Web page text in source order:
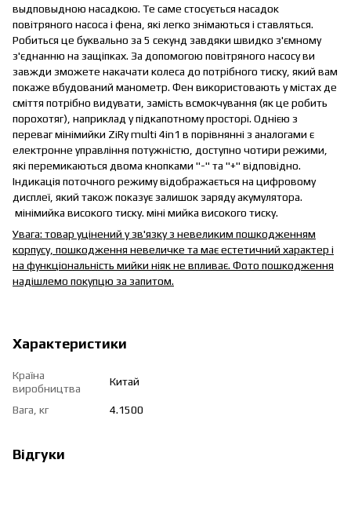
выдповыдною насадкою. Те саме стосується насадок
повітряного насоса і фена, які легко знімаються і ставляться.
Робиться це буквально за 5 секунд завдяки швидко з'ємному
з'єднанню на защіпках. За допомогою повітряного насосу ви
завжди зможете накачати колеса до потрібного тиску, який вам
покаже вбудований манометр. Фен використовають у містах де
сміття потрібно видувати, замість всмокчування (як це робить
порохотяг), наприклад у підкапотному просторі. Однією з
переваг мінімийки ZiRy multi 4in1 в порівнянні з аналогами є
електронне управління потужністю, доступно чотири режими,
які перемикаються двома кнопками "-" та "+" відповідно.
Індикація поточного режиму відображається на цифровому
дисплеї, який також показує залишок заряду акумулятора.
мінімийка високого тиску. міні мийка високого тиску.
Увага: товар уцінений у зв'язку з невеликим пошкодженням
корпусу, пошкодження невеличке та має естетичний характер і
на функціональність мийки ніяк не впливає. Фото пошкодження
надішлемо покупцю за запитом.
Характеристики
Країна
виробництва
Китай
Вага, кг 4.1500
Відгуки